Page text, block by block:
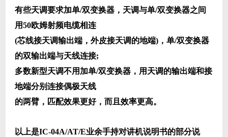
有些天调要求加单/双变换器，天调与单/双变换器之间
用50欧姆射频电缆相连
(芯线接天调输出端，外皮接天调的地端)，单/双变换器
的双输出端与天线连接;
多数新型天调不用加单/双变换器，用天调的输出端和接
地端分别连接偶极天线
的两臂，匹配效果更好，而且效率更高。
以上是IC-04A/AT/E业余手持对讲机说明书的部分说